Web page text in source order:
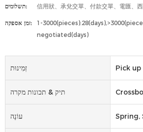
תשלומים: 信用狀、承兌交單、付款交單、電匯、
זמן אספקה:
1-
negotiated(days)
זְמִינוּת Pick up
תיק & תכונות מקרה
עוֹנָה Spring,